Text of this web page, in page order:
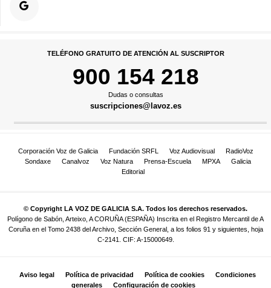
TELÉFONO GRATUITO DE ATENCIÓN AL SUSCRIPTOR
900 154 218
Dudas o consultas
suscripciones@lavoz.es
Corporación Voz de Galicia Fundación SRFL Voz Audiovisual
RadioVoz
Sondaxe
Canalvoz Voz Natura Prensa-Escuela MPXA
Galicia
Editorial
© Copyright LA VOZ DE GALICIA S.A. Todos los derechos reservados.
Polígono de Sabón, Arteixo, A CORUÑA (ESPAÑA) Inscrita en el Registro Mercantil de A
Coruña en el Tomo 2438 del Archivo, Sección General, a los folios 91 y siguientes, hoja
C-2141. CIF: A-15000649.
Aviso legal Política de privacidad Política de cookies
Condiciones
generales
Configuración de cookies